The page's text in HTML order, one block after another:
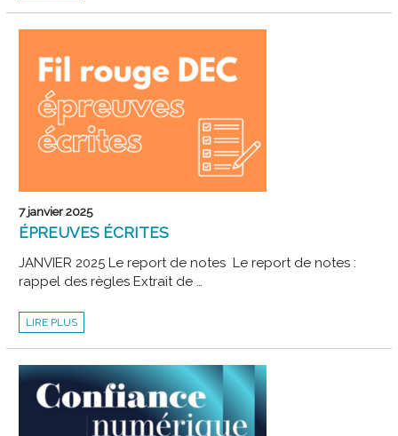
ÉLU
7 janvier 2025
ÉPREUVES ÉCRITES
JANVIER 2025 Le report de notes Le report de notes :
rappel des règles Extrait de …
ÉPREUVES
ÉCRITES
LIRE PLUS